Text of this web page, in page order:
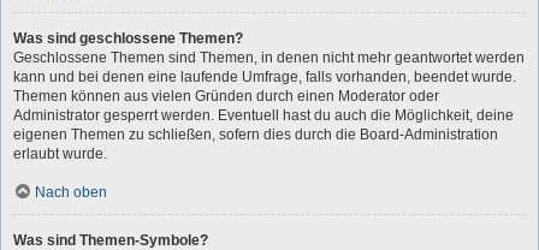
Was sind geschlossene Themen?
Geschlossene Themen sind Themen, in denen nicht mehr geantwortet werden
kann und bei denen eine laufende Umfrage, falls vorhanden, beendet wurde.
Themen können aus vielen Gründen durch einen Moderator oder
Administrator gesperrt werden. Eventuell hast du auch die Möglichkeit, deine
eigenen Themen zu schließen, sofern dies durch die Board-Administration
erlaubt wurde.
Nach oben
Was sind Themen-Symbole?